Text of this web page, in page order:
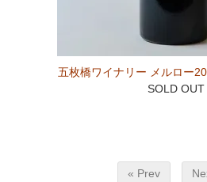
五枚橋ワイナリー メルロー
SOLD OUT
« Prev